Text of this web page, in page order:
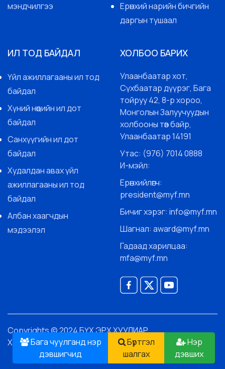
Бага чуулганд нэр
дэвшигчид
Бүртгэл
шалгах
Нэр
дэвших
мэндчилгээ
Ерөнхий нарийн бичгийн
даргын тушаал
ИЛ ТОД БАЙДАЛ
Үйл ажиллагааны ил тод
байдал
Хүний нөөцийн ил дот
байдал
Санхүүгийн ил дот
байдал
Худалдан авах үйл
ажиллагааны ил тод
байдал
Албан хаагчдын
мэдээлэл
ХОЛБОО БАРИХ
Улаанбаатар хот,
Сүхбаатар дүүрэг, Бага
тойруу 42, 8-р хороо,
Монголын Залуучуудын
холбооны төв байр,
Улаанбаатар 14191
Утас: (976) 7014 0888
И-мэйл:
Ерөнхийлөгч:
president@myf.mn
Бичиг хэрэг: info@myf.mn
Шагнал: award@myf.mn
Гадаад харилцаа:
mfa@myf.mn
Copyrights © 2024 БҮХ ЭРХ ХУУЛИАР
ХАМГААЛАГДСАН.